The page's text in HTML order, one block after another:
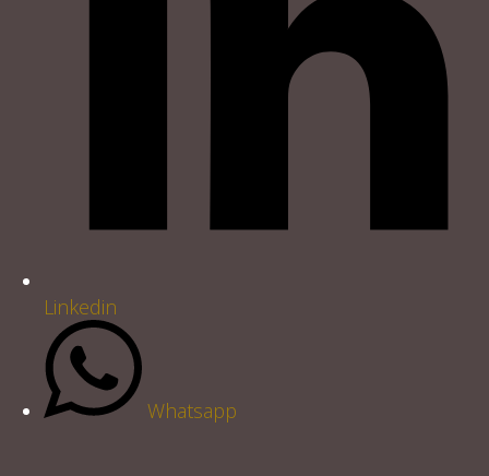
Linkedin
Whatsapp